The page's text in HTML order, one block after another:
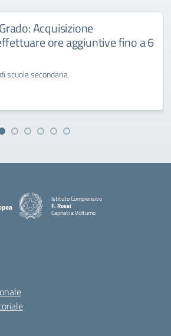
Acquisizione
ore aggiuntive fino a 6
scuola secondaria
Istituto Comprensivo
F. Rossi
Capriati a Volturno
— Visita la pagina iniziale della scuola